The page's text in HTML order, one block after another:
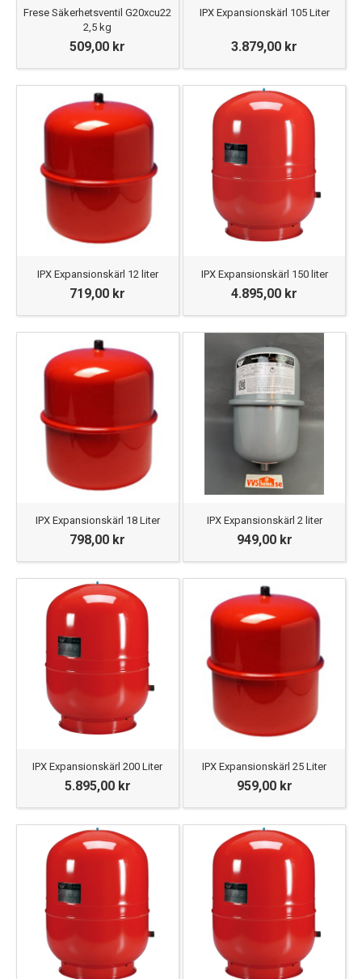
Frese Säkerhetsventil G20xcu22
2,5 kg
509,00 kr
IPX Expansionskärl 105 Liter
3.879,00 kr
IPX Expansionskärl 12 liter
719,00 kr
IPX Expansionskärl 150 liter
4.895,00 kr
IPX Expansionskärl 18 Liter
798,00 kr
IPX Expansionskärl 2 liter
949,00 kr
IPX Expansionskärl 200 Liter
5.895,00 kr
IPX Expansionskärl 25 Liter
959,00 kr